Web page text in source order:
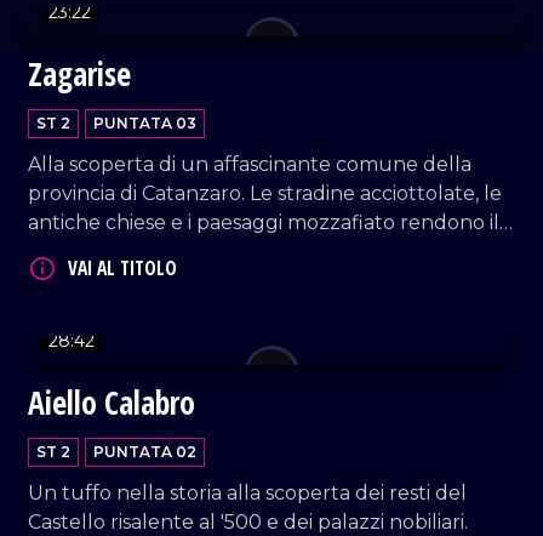
23:22
Zagarise
ST 2 PUNTATA 03
Alla scoperta di un affascinante comune della
provincia di Catanzaro. Le stradine acciottolate, le
antiche chiese e i paesaggi mozzafiato rendono il
paese un luogo ideale per gli amanti della storia e
della natura.
28:42
Aiello Calabro
ST 2 PUNTATA 02
Un tuffo nella storia alla scoperta dei resti del
Castello risalente al '500 e dei palazzi nobiliari.